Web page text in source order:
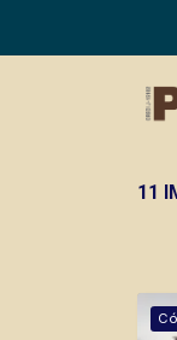
11